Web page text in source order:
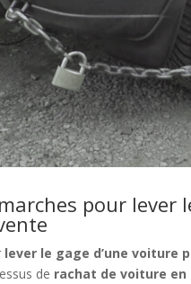
pour lever
lever le gage d’une voiture
de rachat de voiture